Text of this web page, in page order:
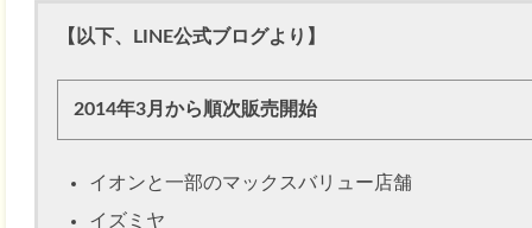
【以下、LINE公式ブログより】
2014年3月から順次販売開始
イオンと一部のマックスバリュー店舗
イズミヤ